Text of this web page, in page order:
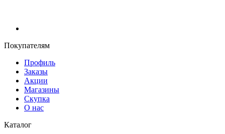
Покупателям
Профиль
Заказы
Акции
Магазины
Скупка
О нас
Каталог